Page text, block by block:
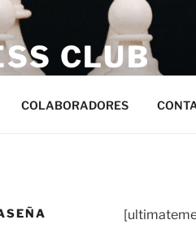
CLUB
COLABORADORES